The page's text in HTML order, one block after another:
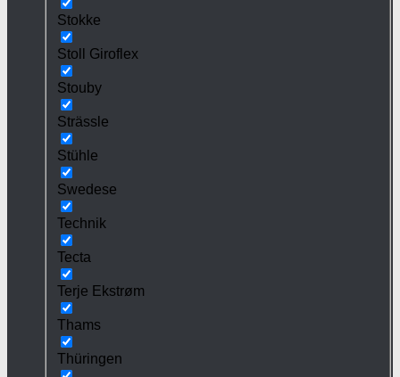
Stokke
Stoll Giroflex
Stouby
Strässle
Stühle
Swedese
Technik
Tecta
Terje Ekstrøm
Thams
Thüringen